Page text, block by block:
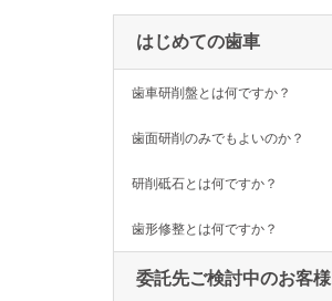
はじめての歯車
歯車研削盤とは何ですか？
歯面研削のみでもよいのか？
研削砥石とは何ですか？
歯形修整とは何ですか？
委託先ご検討中のお客様